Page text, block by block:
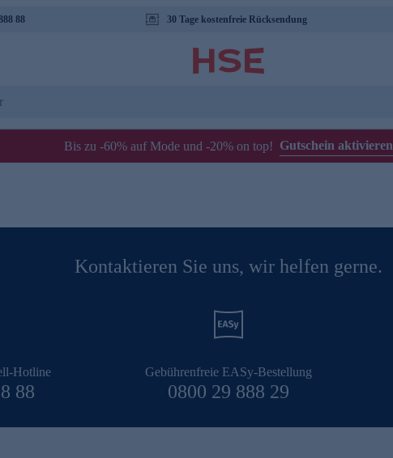
88 30 Tage kostenfreie Rücksendung
Bis zu -60% auf Mode und -20% on top! Gutschein aktivieren
Kontaktieren Sie uns, wir helfen gerne.
Hotline
88
Gebührenfreie EASy-Bestellung
0800 29 888 29